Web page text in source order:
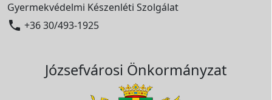
Gyermekvédelmi Készenléti Szolgálat
 +36 30/493-1925
Józsefvárosi Önkormányzat